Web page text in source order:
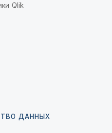
Qlik
ДАННЫХ